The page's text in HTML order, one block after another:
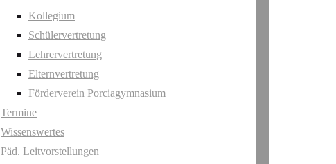
Kollegium
Schülervertretung
Lehrervertretung
Elternvertretung
Förderverein Porciagymnasium
Termine
Wissenswertes
Päd. Leitvorstellungen